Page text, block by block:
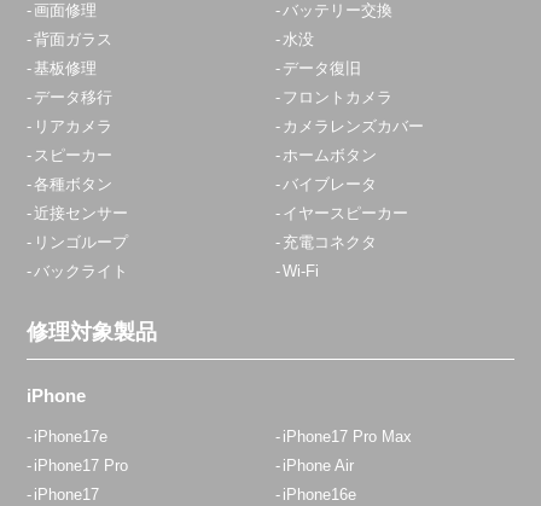
画面修理
バッテリー交換
背面ガラス
水没
基板修理
データ復旧
データ移行
フロントカメラ
リアカメラ
カメラレンズカバー
スピーカー
ホームボタン
各種ボタン
バイブレータ
近接センサー
イヤースピーカー
リンゴループ
充電コネクタ
バックライト
Wi-Fi
修理対象製品
iPhone
iPhone17e
iPhone17 Pro Max
iPhone17 Pro
iPhone Air
iPhone17
iPhone16e